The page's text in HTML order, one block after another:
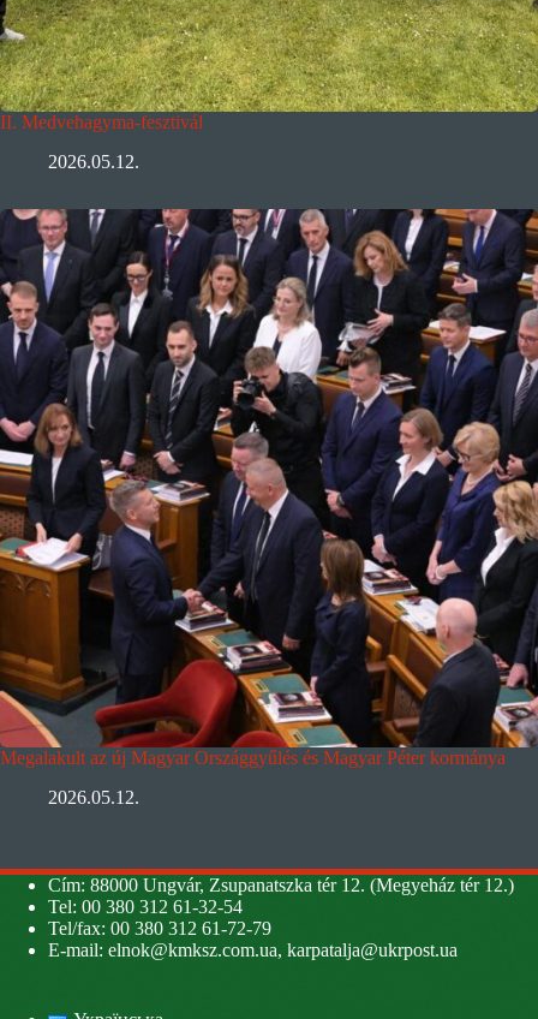
II. Medvehagyma-fesztivál
2026.05.12.
Megalakult az új Magyar Országgyűlés és Magyar Péter kormánya
2026.05.12.
Cím: 88000 Ungvár, Zsupanatszka tér 12. (Megyeház tér 12.)
Tel: 00 380 312 61-32-54
Tel/fax: 00 380 312 61-72-79
E-mail: elnok@kmksz.com.ua, karpatalja@ukrpost.ua